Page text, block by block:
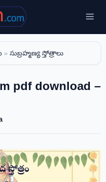
» సుబ్రహ్మణ్య స్తోత్రాలు
pdf download –